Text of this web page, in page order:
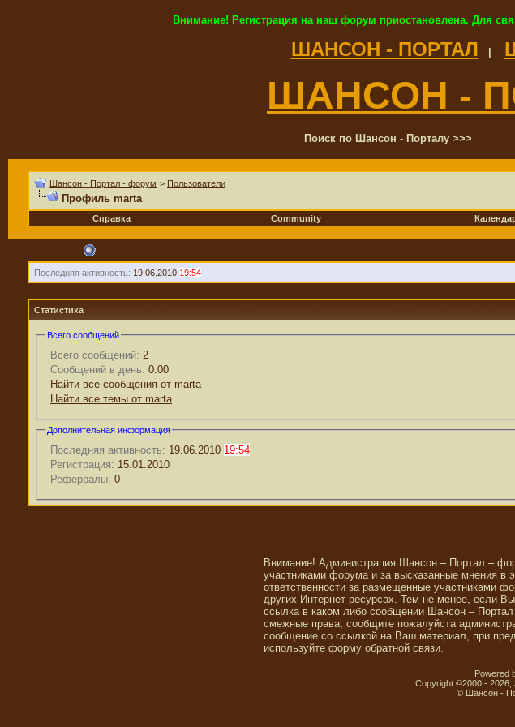
Внимание! Регистрация на наш форум приостановлена. Для
ШАНСОН - ПОРТАЛ
ШАНСОН -
Поиск по Шансон - Порталу >>>
Шансон - Портал - форум > Пользователи
Профиль marta
Справка
Community
Последняя активность: 19.06.2010 19:54
Статистика
Всего сообщений
Всего сообщений: 2
Сообщений в день: 0.00
Найти все сообщения от marta
Найти все темы от marta
Дополнительная информация
Последняя активность: 19.06.2010 19:54
Регистрация: 15.01.2010
Реферралы: 0
Внимание! Администрация Шансон – Портал –
участниками форума и за высказанные мнения в
ответственности за размещенные участниками
других Интернет ресурсах. Тем не менее, если
ссылка в каком либо сообщении Шансон –
смежные права, сообщите пожалуйста
сообщение со ссылкой на Ваш материал, при
используйте форму обратной связи.
Powered
Copyright ©2000 - 2026,
© Шансон -